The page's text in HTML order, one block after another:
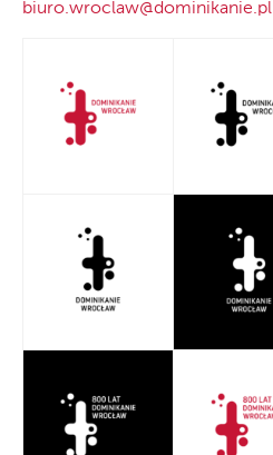
biuro.wroclaw@dominikanie.pl